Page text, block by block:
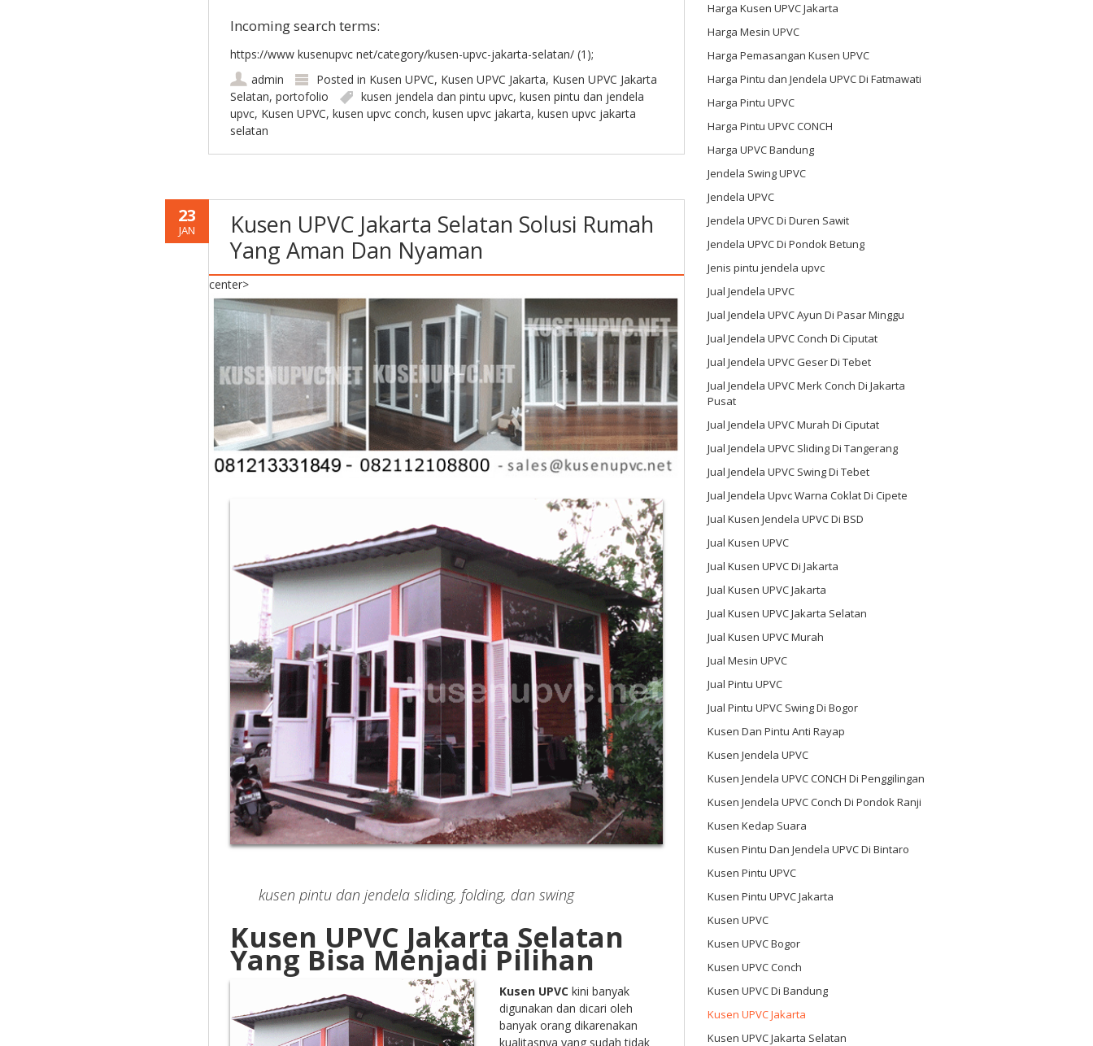
Incoming search terms:
https://www kusenupvc net/category/kusen-upvc-jakarta-selatan/ (1);
admin
Posted in Kusen UPVC, Kusen UPVC Jakarta, Kusen UPVC Jakarta
Selatan, portofolio kusen jendela dan pintu upvc, kusen pintu dan jendela
upvc, Kusen UPVC, kusen upvc conch, kusen upvc jakarta, kusen upvc jakarta
selatan
23
JAN
Kusen UPVC Jakarta Selatan Solusi Rumah
Yang Aman Dan Nyaman
center>
kusen pintu dan jendela sliding, folding, dan swing
Kusen UPVC Jakarta Selatan
Yang Bisa Menjadi Pilihan
Kusen UPVCkini banyak
digunakan dan dicari oleh
banyak orang dikarenakan
kualitasnya yang sudah tidak
Harga Kusen UPVC Jakarta
Harga Mesin UPVC
Harga Pemasangan Kusen UPVC
Harga Pintu dan Jendela UPVC Di Fatmawati
Harga Pintu UPVC
Harga Pintu UPVC CONCH
Harga UPVC Bandung
Jendela Swing UPVC
Jendela UPVC
Jendela UPVC Di Duren Sawit
Jendela UPVC Di Pondok Betung
Jenis pintu jendela upvc
Jual Jendela UPVC
Jual Jendela UPVC Ayun Di Pasar Minggu
Jual Jendela UPVC Conch Di Ciputat
Jual Jendela UPVC Geser Di Tebet
Jual Jendela UPVC Merk Conch Di Jakarta
Pusat
Jual Jendela UPVC Murah Di Ciputat
Jual Jendela UPVC Sliding Di Tangerang
Jual Jendela UPVC Swing Di Tebet
Jual Jendela Upvc Warna Coklat Di Cipete
Jual Kusen Jendela UPVC Di BSD
Jual Kusen UPVC
Jual Kusen UPVC Di Jakarta
Jual Kusen UPVC Jakarta
Jual Kusen UPVC Jakarta Selatan
Jual Kusen UPVC Murah
Jual Mesin UPVC
Jual Pintu UPVC
Jual Pintu UPVC Swing Di Bogor
Kusen Dan Pintu Anti Rayap
Kusen Jendela UPVC
Kusen Jendela UPVC CONCH Di Penggilingan
Kusen Jendela UPVC Conch Di Pondok Ranji
Kusen Kedap Suara
Kusen Pintu Dan Jendela UPVC Di Bintaro
Kusen Pintu UPVC
Kusen Pintu UPVC Jakarta
Kusen UPVC
Kusen UPVC Bogor
Kusen UPVC Conch
Kusen UPVC Di Bandung
Kusen UPVC Jakarta
Kusen UPVC Jakarta Selatan